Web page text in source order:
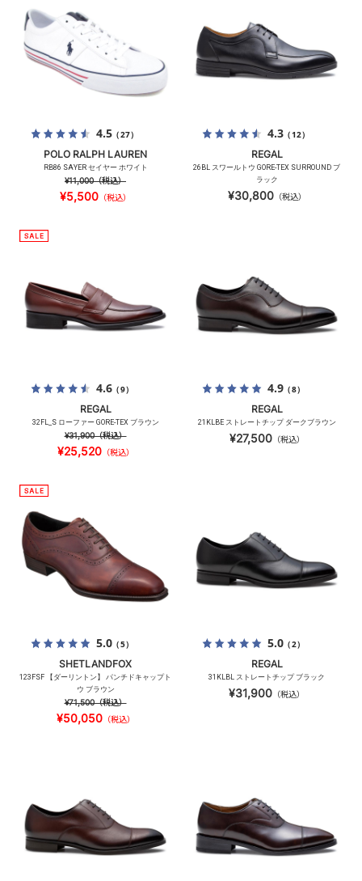
4.5（27）
POLO RALPH LAUREN
RB86 SAYER セイヤー ホワイト
¥11,000（税込）
¥5,500 （税込）
4.3（12）
REGAL
26BL スワールトウ GORE-TEX SURROUND ブ
ラック
¥30,800（税込）
4.6（9）
REGAL
32FL_S ローファー GORE-TEX ブラウン
¥31,900（税込）
¥25,520（税込）
4.9（8）
REGAL
21KLBE ストレートチップ ダークブラウン
¥27,500（税込）
5.0（5）
SHETLANDFOX
123FSF 【ダーリントン】 パンチドキャップト
ウ ブラウン
¥71,500（税込）
¥50,050（税込）
5.0（2）
REGAL
31KLBL ストレートチップ ブラック
¥31,900 （税込）